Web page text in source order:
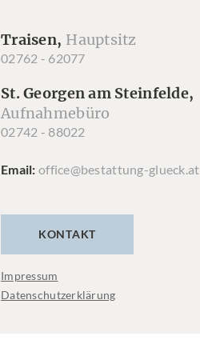
Traisen, Hauptsitz
02762 - 62077
St. Georgen am Steinfelde,
Aufnahmebüro
02742 - 88022
Email office@bestattung-glueck.at
KONTAKT
Impressum
Datenschutzerklärung